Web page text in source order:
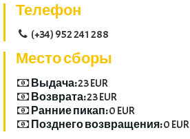
Телефон
(+34) 952 241 288
Место сборы
Выдача:23 EUR
Возврата:23 EUR
Ранние пикап:0 EUR
Позднего возвращения:0 EUR